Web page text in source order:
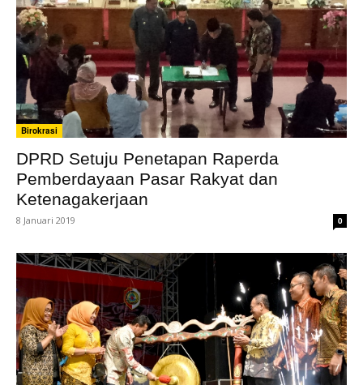
Birokrasi
DPRD Setuju Penetapan Raperda
Pemberdayaan Pasar Rakyat dan
Ketenagakerjaan
8 Januari 2019 0